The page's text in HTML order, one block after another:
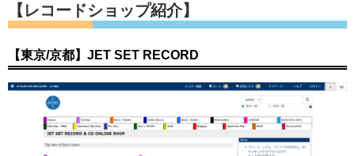
【レコードショップ紹介】
【東京/京都】JET SET RECORD